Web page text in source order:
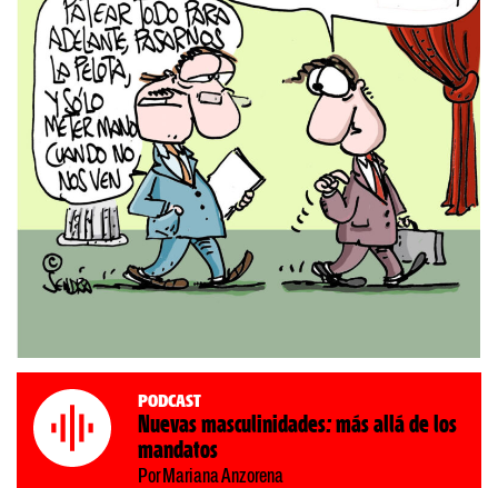
Podcast
Nuevas masculinidades: más allá de los
mandatos
Por Mariana Anzorena